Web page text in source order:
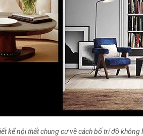
kế nội thất chung cư về cách bố trí đồ không